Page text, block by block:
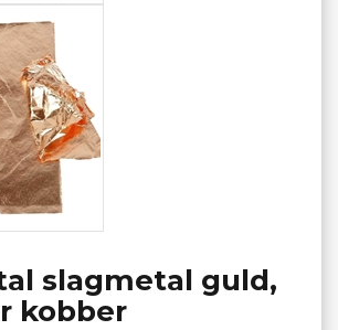
slagmetal guld,
kobber